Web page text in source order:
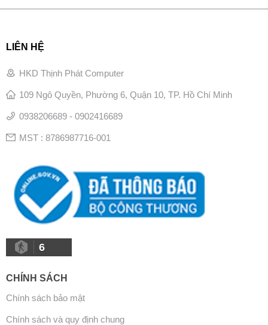
LIÊN HỆ
HKD Thịnh Phát Computer
109 Ngô Quyền, Phường 6, Quận 10, TP. Hồ Chí Minh
0938206689 - 0902416689
MST : 8786987716-001
6
CHÍNH SÁCH
Chính sách bảo mật
Chính sách và quy định chung